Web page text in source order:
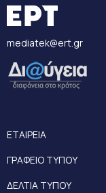
mediatek@ert.gr
ΕΤΑΙΡΕΙΑ
ΓΡΑΦΕΙΟ ΤΥΠΟΥ
ΔΕΛΤΙΑ ΤΥΠΟΥ